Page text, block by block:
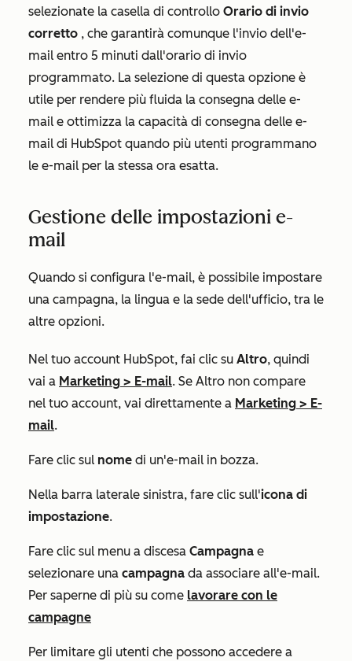
selezionate la casella di controllo Orario di invio
corretto , che garantirà comunque l'invio dell'e-
mail entro 5 minuti dall'orario di invio
programmato. La selezione di questa opzione è
utile per rendere più fluida la consegna delle e-
mail e ottimizza la capacità di consegna delle e-
mail di HubSpot quando più utenti programmano
le e-mail per la stessa ora esatta.
Gestione delle impostazioni e-
mail
Quando si configura l'e-mail, è possibile impostare
una campagna, la lingua e la sede dell'ufficio, tra le
altre opzioni.
Nel tuo account HubSpot, fai clic su Altro, quindi
vai a Marketing > E-mail. Se Altro non compare
nel tuo account, vai direttamente a Marketing > E-
mail.
Fare clic sul nome di un'e-mail in bozza.
Nella barra laterale sinistra, fare clic sull'icona di
impostazione.
Fare clic sul menu a discesa Campagna e
selezionare una campagna da associare all'e-mail.
Per saperne di più su come lavorare con le
campagne
Per limitare gli utenti che possono accedere a